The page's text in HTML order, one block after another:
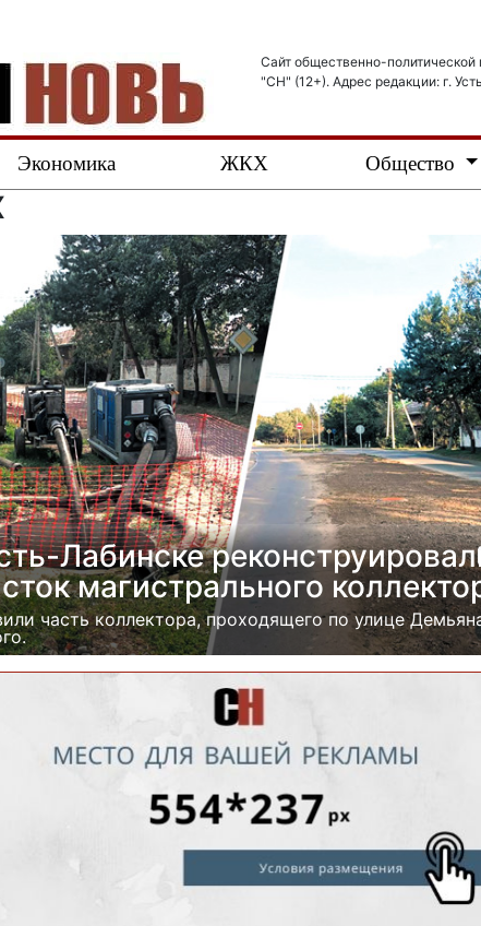
Сайт общественно-политической
"СН" (12+). Адрес редакции: г.
Экономика ЖКХ Общество
Лабинске
магистрального
часть коллектора, проходящего по улице